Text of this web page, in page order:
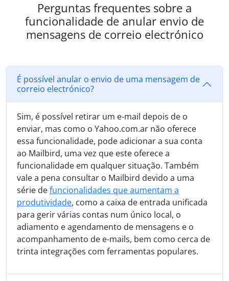
Perguntas frequentes sobre a
funcionalidade de anular envio de
mensagens de correio electrónico
É possível anular o envio de uma mensagem de
correio electrónico?
Sim, é possível retirar um e-mail depois de o
enviar, mas como o Yahoo.com.ar não oferece
essa funcionalidade, pode adicionar a sua conta
ao Mailbird, uma vez que este oferece a
funcionalidade em qualquer situação. Também
vale a pena consultar o Mailbird devido a uma
série defuncionalidades que aumentam a
produtividade, como a caixa de entrada unificada
para gerir várias contas num único local, o
adiamento e agendamento de mensagens e o
acompanhamento de e-mails, bem como cerca de
trinta integrações com ferramentas populares.